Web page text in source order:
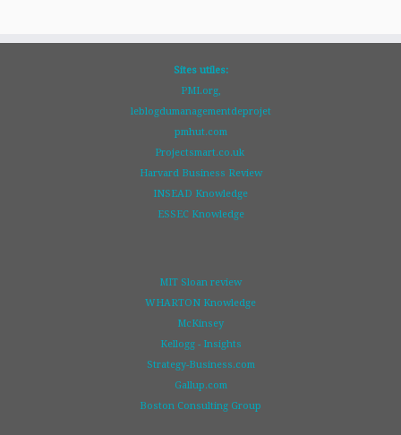
Sites utiles:
PMI.org,
leblogdumanagementdeprojet
pmhut.com
Projectsmart.co.uk
Harvard Business Review
INSEAD Knowledge
ESSEC Knowledge
MIT Sloan review
WHARTON Knowledge
McKinsey
Kellogg - Insights
Strategy-Business.com
Gallup.com
Boston Consulting Group